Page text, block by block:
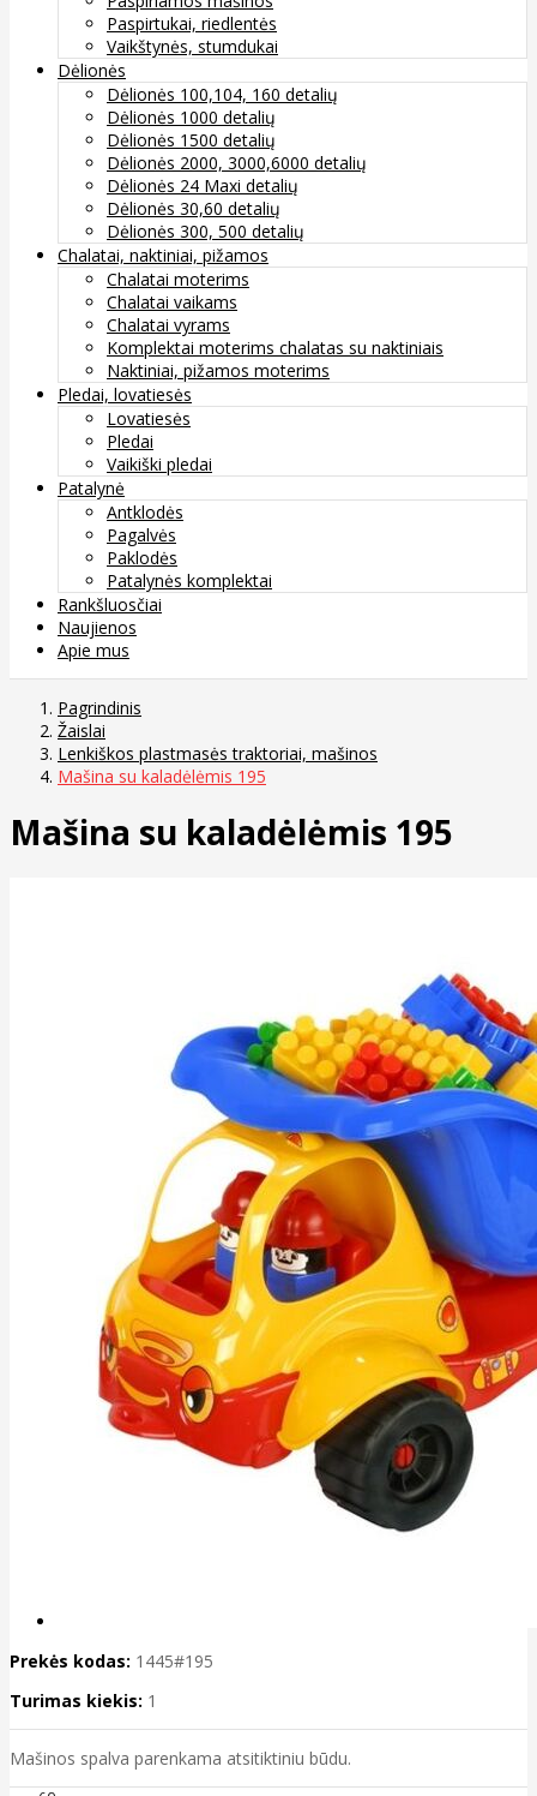
Paspirtukai, riedlentės
Vaikštynės, stumdukai
Dėlionės
Dėlionės 100,104, 160 detalių
Dėlionės 1000 detalių
Dėlionės 1500 detalių
Dėlionės 2000, 3000,6000 detalių
Dėlionės 24 Maxi detalių
Dėlionės 30,60 detalių
Dėlionės 300, 500 detalių
Chalatai, naktiniai, pižamos
Chalatai moterims
Chalatai vaikams
Chalatai vyrams
Komplektai moterims chalatas su naktiniais
Naktiniai, pižamos moterims
Pledai, lovatiesės
Lovatiesės
Pledai
Vaikiški pledai
Patalynė
Antklodės
Pagalvės
Paklodės
Patalynės komplektai
Rankšluosčiai
Naujienos
Apie mus
Pagrindinis
Žaislai
Lenkiškos plastmasės traktoriai, mašinos
Mašina su kaladėlėmis 195
Mašina su kaladėlėmis 195
Prekės kodas: 1445#195
Turimas kiekis: 1
Mašinos spalva parenkama atsitiktiniu būdu.